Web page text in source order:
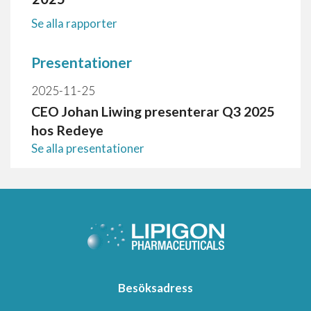
Se alla rapporter
Presentationer
2025-11-25
CEO Johan Liwing presenterar Q3 2025
hos Redeye
Se alla presentationer
Besöksadress